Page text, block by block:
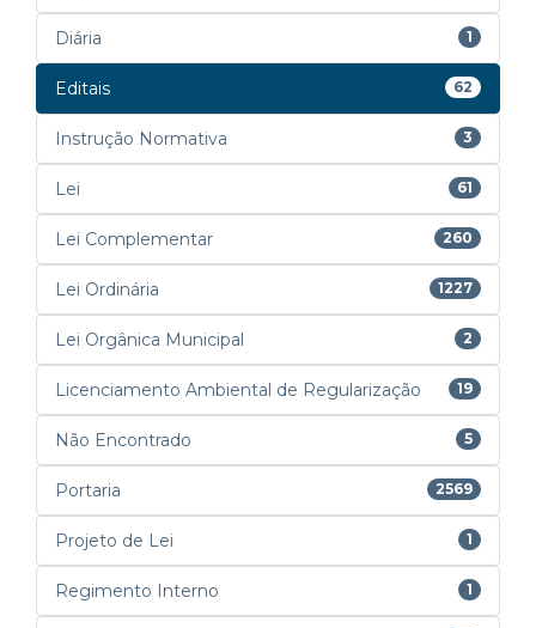
Diária 1
Editais 62
Instrução Normativa 3
Lei 61
Lei Complementar 260
Lei Ordinária 1227
Lei Orgânica Municipal 2
Licenciamento Ambiental de Regularização 19
Não Encontrado 5
Portaria 2569
Projeto de Lei 1
Regimento Interno 1